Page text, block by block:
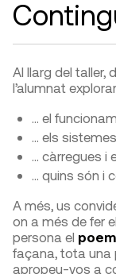
Al llarg del taller,
l’alumnat
… el
… els
… càrregues i
… quins són i
A més, us
on a més de fer
persona el
façana, tota una
apropeu-vos a